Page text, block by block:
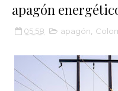
apagón
05:58 apagón